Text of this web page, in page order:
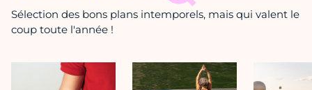
Sélection des bons plans intemporels, mais qui valent le
coup toute l'année !